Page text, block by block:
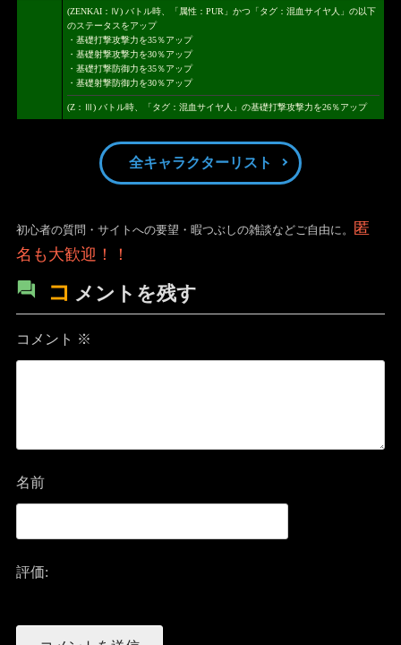
(ZENKAI：Ⅳ) バトル時、「属性：PUR」かつ「タグ：混血サイヤ人」の以下
のステータスをアップ
・基礎打撃攻撃力を35％アップ
・基礎射撃攻撃力を30％アップ
・基礎打撃防御力を35％アップ
・基礎射撃防御力を30％アップ
(Z：Ⅲ) バトル時、「タグ：混血サイヤ人」の基礎打撃攻撃力を26％アップ
全キャラクターリスト
初心者の質問・サイトへの要望・暇つぶしの雑談などご自由に。
匿
名も大歓迎！！
コ メントを残す
コメント ※
名前
評価: